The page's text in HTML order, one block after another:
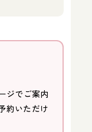
ジでご案内
約いただけ